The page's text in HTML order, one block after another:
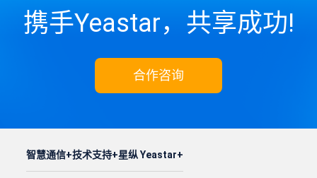
携手Yeastar，共享成功!
合作咨询
智慧通信 技术支持 星纵 Yeastar